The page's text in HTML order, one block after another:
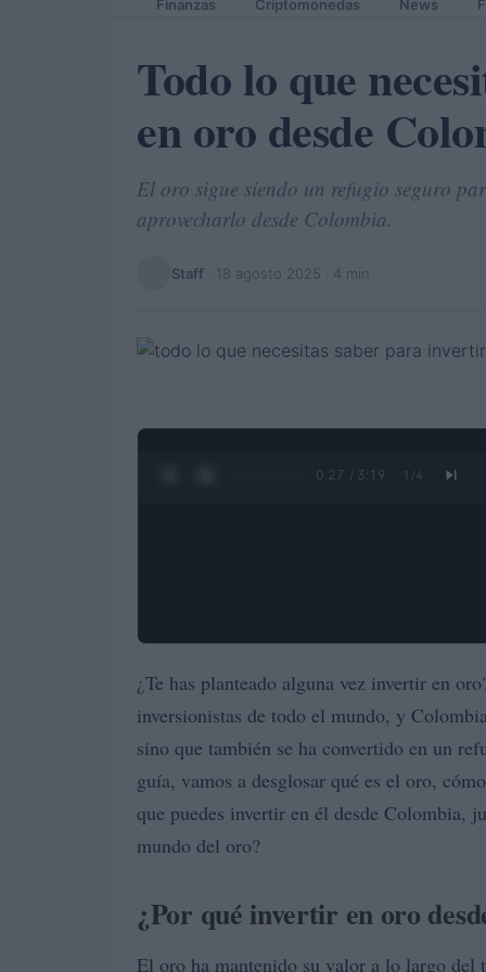
Finanzas Criptomonedas News
Todo lo que
en oro desde
El oro sigue siendo un refugio seguro
aprovecharlo desde Colombia.
Staff 18 agosto 2025 · 4 min
0:28 / 3:19 1 /4
¿Te has planteado alguna vez invertir en
inversionistas de todo el mundo, y
sino que también se ha convertido en un
guía, vamos a desglosar qué es el oro,
que puedes invertir en él desde Colombia,
mundo del oro?
¿Por qué invertir en oro
El oro ha mantenido su valor a lo largo del